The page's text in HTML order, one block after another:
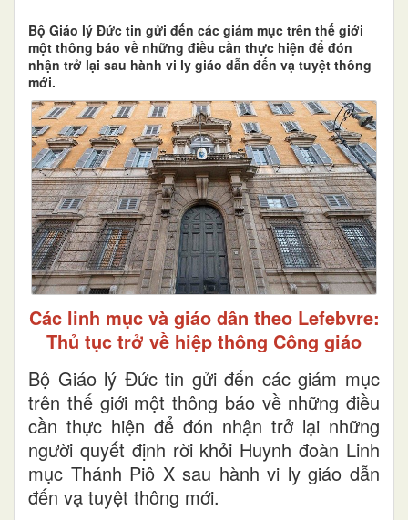
Bộ Giáo lý Đức tin gửi đến các giám mục trên thế giới
một thông báo về những điều cần thực hiện để đón
nhận trở lại sau hành vi ly giáo dẫn đến vạ tuyệt thông
mới.
Các linh mục và giáo dân theo Lefebvre:
Thủ tục trở về hiệp thông Công giáo
Bộ Giáo lý Đức tin gửi đến các giám mục
trên thế giới một thông báo về những điều
cần thực hiện để đón nhận trở lại những
người quyết định rời khỏi Huynh đoàn Linh
mục Thánh Piô X sau hành vi ly giáo dẫn
đến vạ tuyệt thông mới.